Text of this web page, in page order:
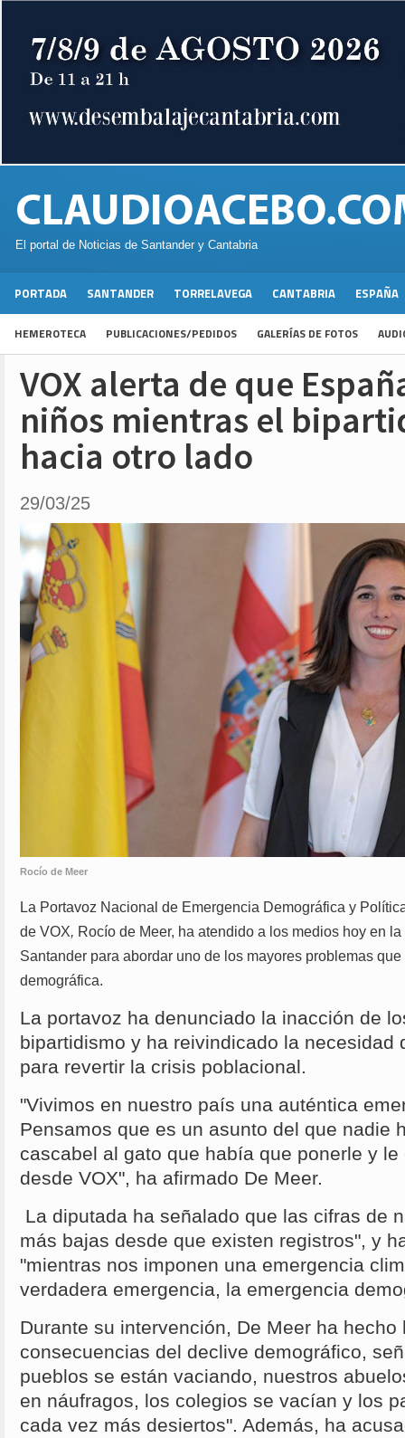
El portal de Noticias de Santander y Cantabria
PORTADA SANTANDER TORRELAVEGA CANTABRIA ESPAÑA
HEMEROTECA PUBLICACIONES/PEDIDOS GALERÍAS DE FOTOS
VOX alerta de que
niños mientras el
hacia otro lado
29/03/25
Rocío de Meer
La Portavoz Nacional de Emergencia Demográfica y
de VOX, Rocío de Meer, ha atendido a los medios hoy en
Santander para abordar uno de los mayores problemas
demográfica.
La portavoz ha denunciado la inacción de
bipartidismo y ha reivindicado la necesidad
para revertir la crisis poblacional.
"Vivimos en nuestro país una auténtica
Pensamos que es un asunto del que nadie
cascabel al gato que había que ponerle y
desde VOX", ha afirmado De Meer.
La diputada ha señalado que las cifras de
más bajas desde que existen registros", y
"mientras nos imponen una emergencia
verdadera emergencia, la emergencia
Durante su intervención, De Meer ha hecho
consecuencias del declive demográfico,
pueblos se están vaciando, nuestros
en náufragos, los colegios se vacían y los
cada vez más desiertos". Además, ha